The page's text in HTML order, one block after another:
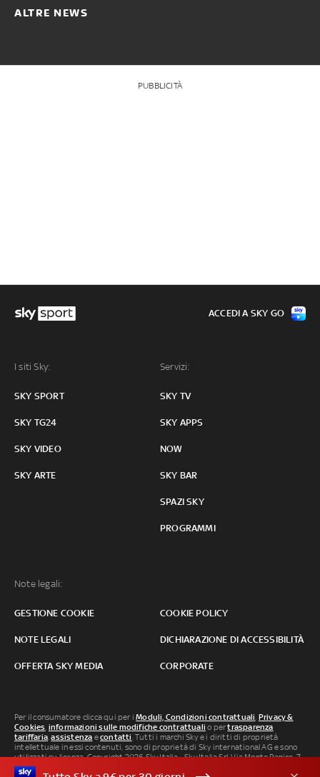
ALTRE NEWS
PUBBLICITÀ
I siti Sky:
SKY SPORT
SKY TG24
SKY VIDEO
SKY ARTE
Servizi:
SKY TV
SKY APPS
NOW
SKY BAR
SPAZI SKY
PROGRAMMI
Note legali:
GESTIONE COOKIE COOKIE POLICY
NOTE LEGALI DICHIARAZIONE DI ACCESSIBILITÀ
OFFERTA SKY MEDIA CORPORATE
ACCEDI A SKY GO
Per il consumatore clicca qui per iModuli, Condizioni contrattuali Privacy &
Cookies informazioni sulle modifiche contrattuali o pertrasparenza
tariffaria ,assistenza econtatti . Tutti i marchi Sky e i diritti di proprietà
intellettuale in essi contenuti, sono di proprietà di Sky international AG e sono
utilizzati su licenza. Copyright 2026 Sky Italia - Sky Italia Srl Via Monte Penice, 7 -
20138 Milano P.IVA 04619241005. SkyTG24: ISSN 3035-1537 e SkySport: ISSN